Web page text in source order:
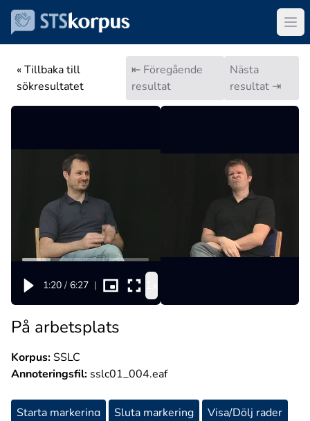
« Tillbaka till
sökresultatet
⇤ Föregående
resultat
Nästa
resultat ⇥
1:20 / 6:27 |
På arbetsplats
Korpus:SSLC
Annoteringsfil: sslc01_004.eaf
Starta markering Sluta markering
Visa/Dölj rader